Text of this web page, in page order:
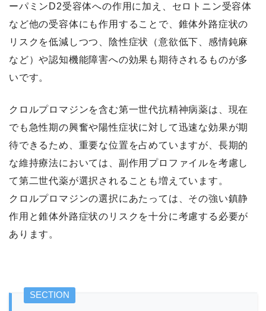
ーパミンD2受容体への作用に加え、セロトニン受容体
など他の受容体にも作用することで、錐体外路症状の
リスクを低減しつつ、陰性症状（意欲低下、感情鈍麻
など）や認知機能障害への効果も期待されるものが多
いです。
クロルプロマジンを含む第一世代抗精神病薬は、現在
でも急性期の興奮や陽性症状に対して迅速な効果が期
待できるため、重要な位置を占めていますが、長期的
な維持療法においては、副作用プロファイルを考慮し
て第二世代薬が選択されることも増えています。
クロルプロマジンの選択にあたっては、その強い鎮静
作用と錐体外路症状のリスクを十分に考慮する必要が
あります。